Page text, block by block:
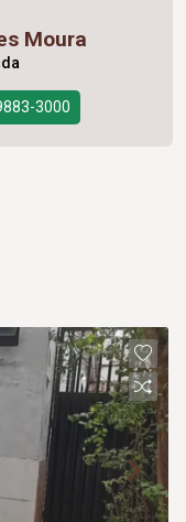
Moura
3000